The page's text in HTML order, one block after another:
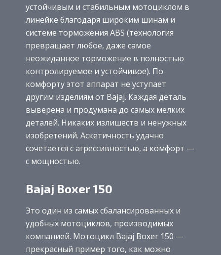
устойчивым и стабильным мотоциклом в
линейке благодаря широким шинам и
системе торможения ABS (технология
превращает любое, даже самое
неожиданное торможение в полностью
контролируемое и устойчивое). По
комфорту этот аппарат не уступает
другим изделиям от Bajaj. Каждая деталь
выверена и продумана до самых мелких
деталей. Никаких излишеств и ненужных
изобретений. Аскетичность удачно
сочетается с агрессивностью, а комфорт —
с мощностью.
Bajaj Boxer 150
Это один из самых сбалансированных и
удобных мотоциклов, производимых
компанией. Мотоцикл Bajaj Boxer 150 —
прекрасный пример того, как можно